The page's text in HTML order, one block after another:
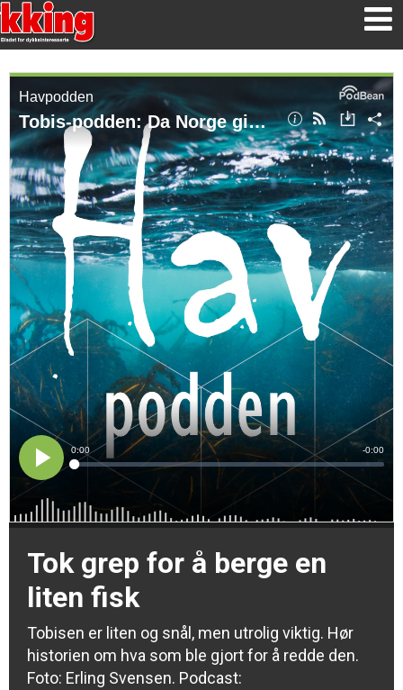
Tok grep for å berge en
liten fisk
Tobisen er liten og snål, men utrolig viktig. Hør
historien om hva som ble gjort for å redde den.
Foto: Erling Svensen. Podcast: